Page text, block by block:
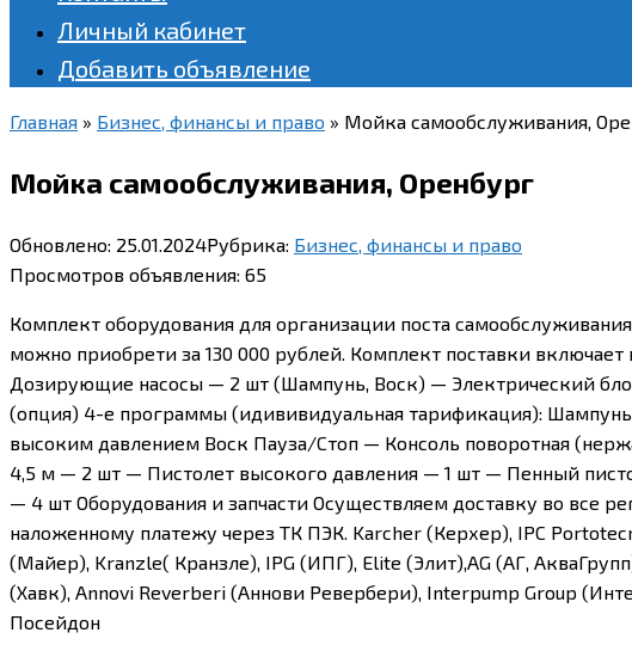
Личный кабинет
Добавить объявление
Главная » Бизнес, финансы и право » Мойка самообслуживания,
Мойка самообслуживания, Оренбург
Обновлено: 25.01.2024Рубрика: Бизнес, финансы и право
Просмотров объявления: 65
Комплект оборудования для организации поста
можно приобрети за 130 000 рублей. Комплект поставки
Дозирующие насосы — 2 шт (Шампунь, Воск) — Электрический
(опция) 4-е программы (идививидуальная тарификация):
высоким давлением Воск Пауза/Стоп — Консоль поворотная
4,5 м — 2 шт — Пистолет высокого давления — 1 шт — Пенный
— 4 шт Оборудования и запчасти Осуществляем доставку во все
наложенному платежу через ТК ПЭК. Karcher (Керхер), IPC
(Майер), Kranzle( Кранзле), IPG (ИПГ), Elite (Элит),AG (АГ,
(Хавк), Annovi Reverberi (Аннови Ревербери), Interpump Group
Посейдон